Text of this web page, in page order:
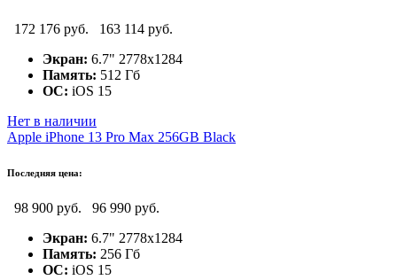
172 176 руб.
163 114 руб.
Экран: 6.7" 2778x1284
Память: 512 Гб
ОС: iOS 15
Нет в наличии
Apple iPhone 13 Pro Max 256GB Black
Последняя цена:
98 900 руб.
96 990 руб.
Экран: 6.7" 2778x1284
Память: 256 Гб
ОС: iOS 15